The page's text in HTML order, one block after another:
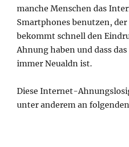
manche Menschen das
Smartphones benutzen,
bekommt schnell den
Ahnung haben und dass
immer Neualdn ist.
Diese Internet-
unter anderem an